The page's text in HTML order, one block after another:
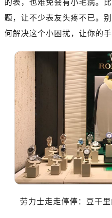
的表，也难免会有小毛病。
题，让不少表友头疼不已。
何解决这个小困扰，让你的
劳力士走走停停：豆干